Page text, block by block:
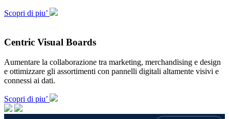
Scopri di piu’
Centric Visual Boards
Aumentare la collaborazione tra marketing, merchandising e design
e ottimizzare gli assortimenti con pannelli digitali altamente visivi e
connessi ai dati.
Scopri di piu’